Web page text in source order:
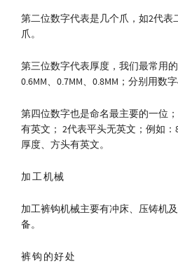
第二位数字代表是几个爪，如2代表
爪。
第三位数字代表厚度，我们最常用的
0.6MM、0.7MM、0.8MM；分别用数
第四位数字也是命名最主要的一位
有英文； 2代表平头无英文；例如：
厚度、方头有英文。
加工机械
加工裤钩机械主要有冲床、压铸机
备。
裤钩的好处